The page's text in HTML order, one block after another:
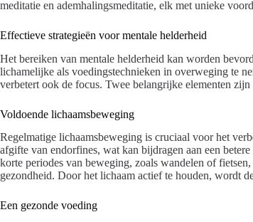
meditatie en ademhalingsmeditatie, elk met unieke
Effectieve strategieën voor mentale helderheid
Het bereiken van mentale helderheid kan worden
lichamelijke als voedingstechnieken in overweging te
verbetert ook de focus. Twee belangrijke elementen
Voldoende lichaamsbeweging
Regelmatige lichaamsbeweging is cruciaal voor het
afgifte van endorfines, wat kan bijdragen aan een
korte periodes van beweging, zoals wandelen of
gezondheid. Door het lichaam actief te houden, wordt
Een gezonde voeding